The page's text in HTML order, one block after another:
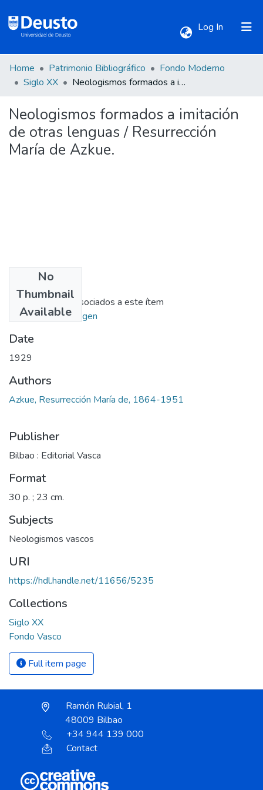
Log In (current)
Communities & Collections
All of DSpace
Statistics
Home Patrimonio Bibliográfico
Fondo Moderno
Siglo XX
Neologismos formados a imitación de otras lenguas / Resurrección María de Azkue.
Neologismos formados a imitación
de otras lenguas / Resurrección
María de Azkue.
No
Thumbnail
Available
No hay ficheros asociados a este ítem
Ir al repositorio origen
Date
1929
Authors
Azkue, Resurrección María de, 1864-1951
Publisher
Bilbao : Editorial Vasca
Format
30 p. ; 23 cm.
Subjects
Neologismos vascos
URI
https://hdl.handle.net/11656/5235
Collections
Siglo XX
Fondo Vasco
Full item page
Ramón Rubial, 1
48009 Bilbao
+34 944 139 000
Contact